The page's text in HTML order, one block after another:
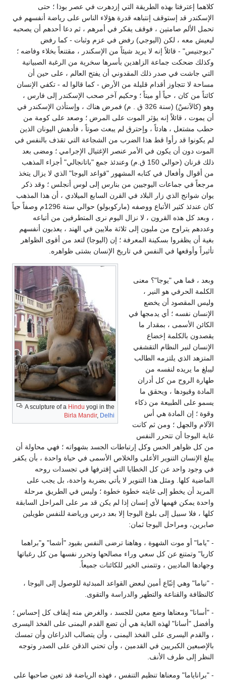
كلاهما إعترفتا بهذه الطريقة التي إزدهرت في عصر بوذا ؛ حتى
الإسكندر قد إستوقف إنتباهه قدرة هؤلاء الناس على رياضة أنفسهم في
تحمل الألم صامتين ، فوقف يفكر في أمرهم ، ثم دعا أحدهم أن يصحبه
ليعيش معه ، لكن (اليوجي) رفض في عزم وثبات - كما رفض
"ديوجنيس" - قائلاً إنه لا يريد شيئاً من الإسكندر ، مقتنعاً بخلاء وفاضه ؛
وكذلك ضحكت جماعة الزاهدين بأسرها سخرية من الرغبة الصبيانية
التي جاشت في صدر ذلك المقدوني أن يفتح العالم ، على حين أن
مساحة لا تتجاوز أقدام قليلة من الأرض - كما قالوا له - تكفي الإنسان
كائناً من كان ، حياً أو ميتاً ؛ وحكيم آخر صحب الإسكندر إلى فارس ،
وهو (كالاَنسْ) (سنة 326 ق . م) فمرض هناك ، وإستأذن الإسكندر في
أن يموت ، قائلاً إنه يؤثر الموت على المرض ؛ وصعد على كومة من
حطب مشتعل ، هادئاً ، وإحترق لم يبعث صوتاً ، فأدهش اليونان الذين
لم يكونوا قد رأوا قط هذا الضرب من الشجاعة التي تقذف بالنفس في
الموت دون أن يكون في الأمر عنصر الإغتيال الإجرامي ؛ ومضى بعد
ذلك قرنان (حوالي 150 ق.م) وعندئذ جمع "باتانجالي" أجزاء المذهب
من أقوال وأفعال في كتابه المشهور "قواعد اليوجا" الذي لا يزال يتخذ
مرجعاً في جماعات اليوجيين من بنارس إلى لوس أنجلس ؛ وقد ذكر
يوان شوانج الذي زار البلاد في القرن السابع الميلادي ، أن هذا المذهب
كان عندئذ كثير الأتباع ووصفه (ماركوبولو) حوالي سنة 1296م وصفاً حياً
، وبعد كل هذه القرون ، لا نزال اليوم نرى المتطرفين من أتباعه
وعددهم يتراوح من مليون إلى ثلاثة ملايين في الهند ، يعذبون أنفسهم
بغية أن يظفروا بسكينة المعرفة ؛ إن (اليوجا) لتعد من أقوى الظواهر
تأثيراً وأوقعها في النفس في تاريخ الإنسان بشتى ظواهره.
A sculpture of a Hindu yogi in the
Birla Mandir, Delhi
وبعد ، فما هي "يوجا"؟ معنى
الكلمة الحرفي هو النير ،
وليس المقصود أن يخضع
الإنسان نفسه ؛ أي يدمجها في
الكائن الأسمى ، بمقدار ما
يقصدون بالكلمة إخضاع
الإنسان لنير النظام التقشفي
المتزهد الذي يلتزمه الطالب
ليبلغ ما يريده لنفسه من
طهارة الروح من كل أدران
المادة وقيودها ، ويحقق ما
يسمو على الطبيعة من ذكاء
وقوة ؛ إن المادة هي أس
الآلام والجهل ؛ ومن ثم كانت
غاية اليوجا أن تتحرر النفس
من كل ظواهر الحس وكل إرتباطات الجسد بشهواته ؛ فهي محاولة أن
يبلغ الإنسان التنوير الأعلى والخلاص الأسمى في حياة واحدة ، بأن يكفر
في وجود واحد عن كل الخطايا التي إقترفها في تجسدات روحه
الماضية كلها. ومثل هذا التنوير لا يأتي بضربة واحدة، بل يجب على
المريد أن يخطو إلى غايته خطوة خطوة ؛ وليس في الطريق مرحلة
واحدة يمكن فهمها لأي إنسان إذا لم يكن قد مر على المراحل السابقة
كلها ، فلا سبيل إلى بلوغ اليوجا إلا بعد درس ورياضة للنفس طويلين
صابرين، ومراحل اليوجا ثمان:
- "ياما" أو موت الشهوة ، وهاهنا ترضى النفس بقيود "أشما" و"براهما
كاريا" وتمتنع عن كل سعي وراء مصالحها وتحرر نفسها من كل رغباتها
وجهادها الماديين ، وتتمنى الخير للكائنات جميعاً.
- "نياما" وهي إتبّاع أمين لبعض القواعد المبدئية للوصول إلى اليوجا ،
كالنظافة والقناعة والتطهر والدراسة والتقوى.
- "أسانا" ومعناها وضع معين للجسد ، والغرض منه إيقاف كل إحساس ؛
وأفضل "أسانا" لهذه الغاية هي أن تضع القدم اليمنى على الفخذ اليسرى
، والقدم اليسرى على الفخذ اليمنى ، وأن يتصالب الذراعان وأن تمسك
بالإصبعين الكبريين في القدمين ، وأن تحني الذقن على الصدر وتوجه
النظر إلى طرف الأنف.
- "براناياما" ومعناها تنظيم التنفس ، فهذه الرياضة قد تعين صاحبها على